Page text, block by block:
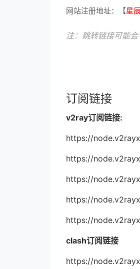
网站注册地址：【星
注：跳转链接可能会
订阅链接
v2ray订阅链接:
https://
https://
https://
https://
https://
clash订阅链接
https://